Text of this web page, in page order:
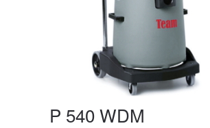
P 540 WDM